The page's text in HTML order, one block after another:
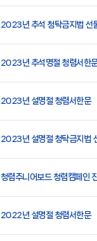
2023년 추석명절 청렴서한
2023년 설명절 청렴서한문
청렴주니어보드 청렴캠페인
2022년 설명절 청렴서한문